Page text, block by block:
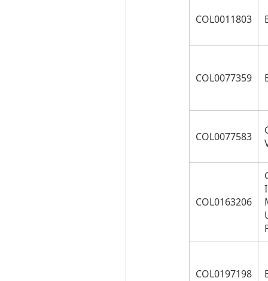
COL0011803
COL0077359
COL0077583
COL0163206
COL0197198